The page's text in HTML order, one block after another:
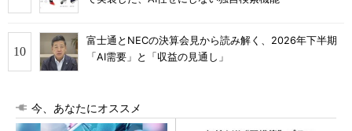
富士通とNECの決算会見から読み解く、2026年下半期
「AI需要」と「収益の見通し」
今、あなたにオススメ